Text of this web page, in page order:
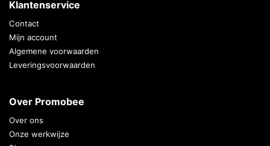
Klantenservice
Contact
Mijn account
Algemene voorwaarden
Leveringsvoorwaarden
Over Promobee
Over ons
Onze werkwijze